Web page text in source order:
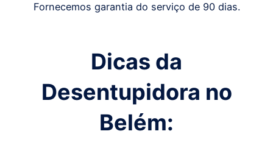
Fornecemos garantia do serviço de 90 dias.
Dicas da
Desentupidora no
Belém: